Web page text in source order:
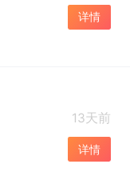
详情
13天前
详情